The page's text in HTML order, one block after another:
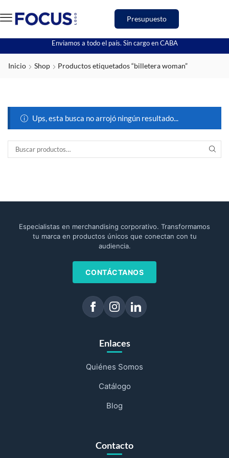
Presupuesto
Enviamos a todo el país. Sin cargo en CABA
Inicio Shop Productos etiquetados “billetera woman”
Ups, esta busca no arrojó ningún resultado...
Especialistas en merchandising corporativo. Transformamos
tu marca en productos únicos que conectan con tu
audiencia.
CONTÁCTANOS
Enlaces
Quiénes Somos
Catálogo
Blog
Contacto